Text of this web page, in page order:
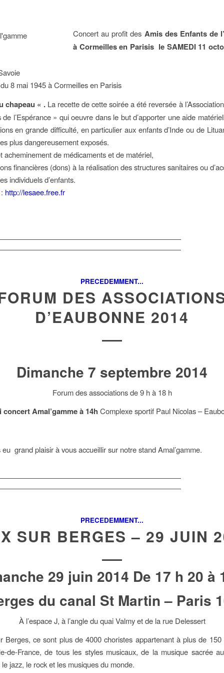
Concert au profit des Amis des Enfants de
à Cormeilles en Parisis le SAMEDI 11
8 mai 1945 à Cormeilles en Parisis
chapeau « .La recette de cette soirée a été reversée à
l’Espérance » qui oeuvre dans le but d’apporter une aide
en grande difficulté, en particulier aux enfants d’Inde ou de
plus dangereusement exposés.
acheminement de médicaments et de matériel,
financières (dons) à la réalisation des structures sanitaires ou
individuels d’enfants.
http://lesaee.free.fr
PRECEDEMMENT...
DES
D’EAUBONNE 2014
Dimanche 7 septembre 2014
Forum des associations de 9 h à 18 h
concert Amal’gamme à 14h Complexe sportif Paul Nicolas –
grand plaisir à vous accueillir sur notre stand Amal’gamme.
PRECEDEMMENT...
SUR BERGES – 29 JUIN
29 juin 2014 De 17 h 20 à
du canal St Martin – Paris
À l’espace J, à l’angle du quai Valmy et de la rue Delessert
Berges, ce sont plus de 4000 choristes appartenant à plus de 150
de-France, de tous les styles musicaux, de la musique sacrée
jazz, le rock et les musiques du monde.